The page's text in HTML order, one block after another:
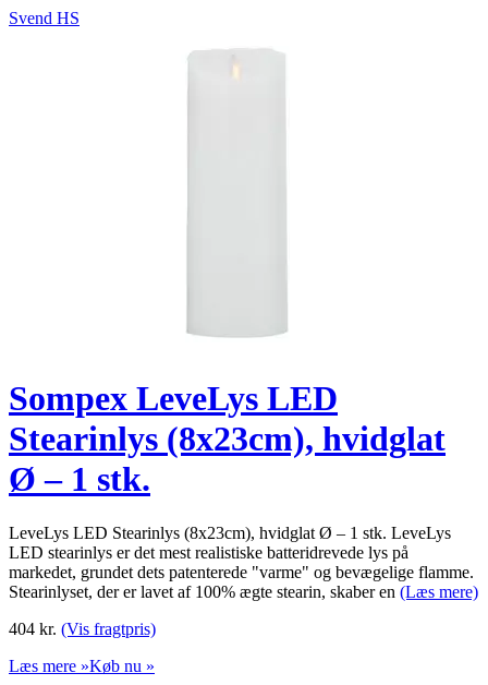
Svend HS
Sompex LeveLys LED
Stearinlys (8x23cm), hvidglat
Ø – 1 stk.
LeveLys LED Stearinlys (8x23cm), hvidglat Ø – 1 stk. LeveLys
LED stearinlys er det mest realistiske batteridrevede lys på
markedet, grundet dets patenterede "varme" og bevægelige flamme.
Stearinlyset, der er lavet af 100% ægte stearin, skaber en (Læs mere)
404 kr. (Vis fragtpris)
Læs mere »Køb nu »